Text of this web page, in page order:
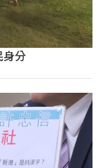
身分